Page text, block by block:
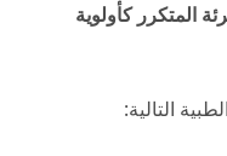
المتكرر كأولوية
التالية: